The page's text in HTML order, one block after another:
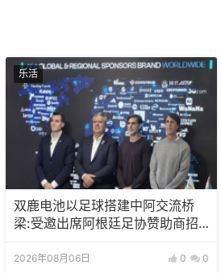
乐活
双鹿电池以足球搭建中阿交流桥
梁:受邀出席阿根廷足协赞助商招
2026年08月06日 0 0